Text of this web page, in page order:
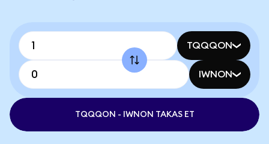
TQQQON
IWNON
TQQQON - IWNON TAKAS ET